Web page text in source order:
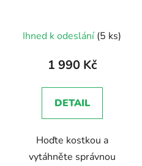
Ihned k odeslání (5 ks)
1 990 Kč
DETAIL
Hoďte kostkou a
vytáhněte správnou